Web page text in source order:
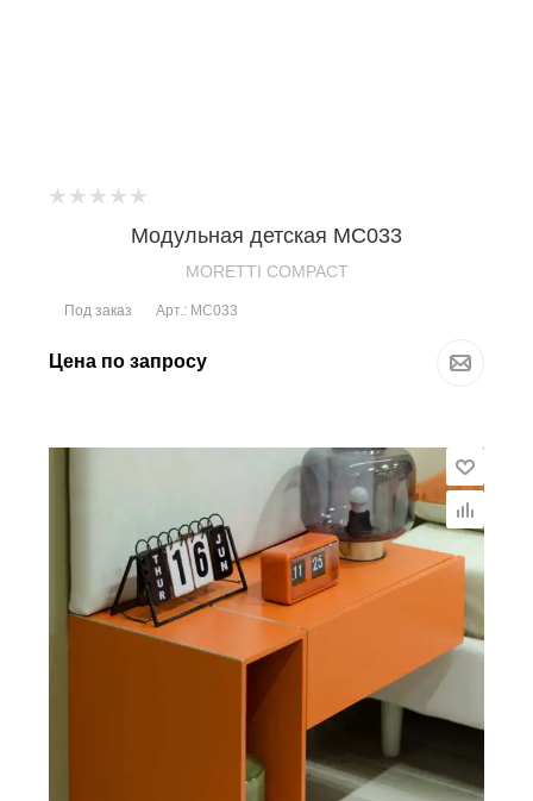
Модульная детская MC033
MORETTI COMPACT
Под заказ Арт.: MC033
Цена по запросу